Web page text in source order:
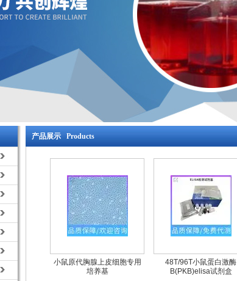
产品展示 Products
小鼠原代胸腺上皮细胞专用
培养基
48T/96T小鼠蛋白激酶
B(PKB)elisa试剂盒